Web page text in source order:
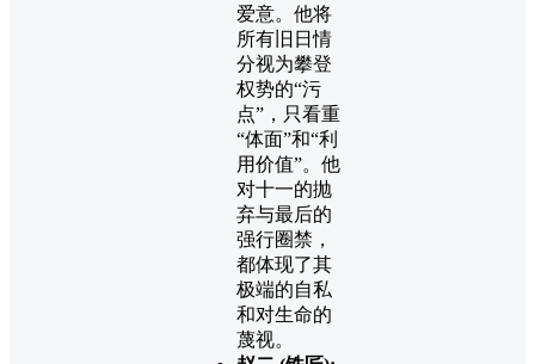
爱意。他将
所有旧日情
分视为攀登
权势的“污
点”，只看重
“体面”和“利
用价值”。他
对十一的抛
弃与最后的
强行圈禁，
都体现了其
极端的自私
和对生命的
蔑视。